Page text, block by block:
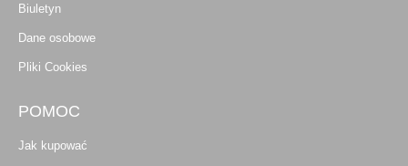
Biuletyn
Dane osobowe
Pliki Cookies
POMOC
Jak kupować